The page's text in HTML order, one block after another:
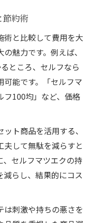
節約術
術と比較して費用を大
魅力です。例えば、
ところ、セルフなら
能です。「セルフマ
フ100均」など、価格
ト商品を活用する、
して無駄を減らすと
、セルフマツエクの持
減らし、結果的にコス
は刺激や持ちの悪さを